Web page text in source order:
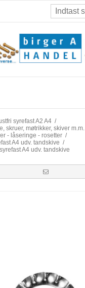
syrefast A2 A4 /
skruer, møtrikker, skiver m.m.
- låseringe - rosetter /
A4 udv. tandskive /
A4 udv. tandskive